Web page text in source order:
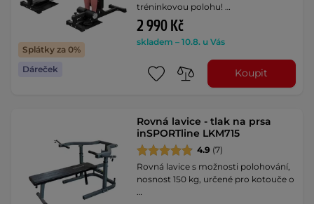
Splátky za 0%
Dáreček
tréninkovou polohu! …
2 990 Kč
skladem – 10.8. u Vás
Koupit
Rovná lavice - tlak na prsa
inSPORTline LKM715
4.9 (7)
Rovná lavice s možnosti polohování,
nosnost 150 kg, určené pro kotouče o